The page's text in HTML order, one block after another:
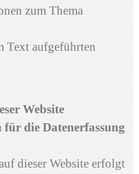
zum Thema
Text aufgeführten
Website
die Datenerfassung
dieser Website erfolgt